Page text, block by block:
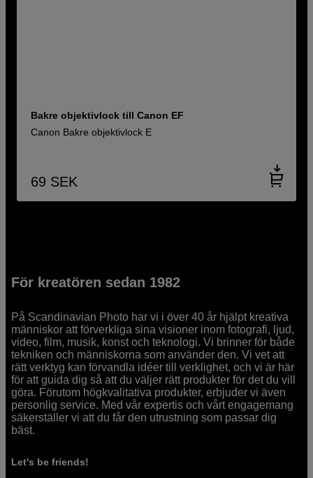
Bakre objektivlock till Canon EF
Canon Bakre objektivlock E
69 SEK
För kreatören sedan 1982
På Scandinavian Photo har vi i över 40 år hjälpt kreativa
människor att förverkliga sina visioner inom fotografi, ljud,
video, film, musik, konst och teknologi. Vi brinner för både
tekniken och människorna som använder den. Vi vet att
rätt verktyg kan förvandla idéer till verklighet, och vi är här
för att guida dig så att du väljer rätt produkter för det du vill
göra. Förutom högkvalitativa produkter, erbjuder vi även
personlig service. Med vår expertis och vårt engagemang
säkerställer vi att du får den utrustning som passar dig
bäst.
Let's be friends!